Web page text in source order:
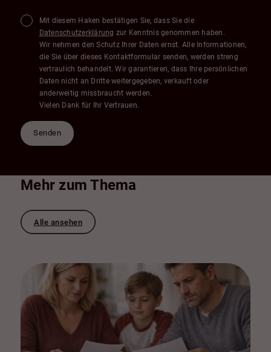
Mit diesem Haken bestätigen Sie, dass Sie die
Datenschutzerklärung zur Kenntnis genommen haben.
Wir nehmen den Schutz Ihrer Daten ernst. Alle Informationen,
die Sie über dieses Kontaktformular senden, werden streng
vertraulich behandelt. Wir garantieren, dass Ihre persönlichen
Daten nicht an Dritte weitergegeben, verkauft oder
anderweitig missbraucht werden.
Vielen Dank für Ihr Vertrauen.
Senden
Mehr zum Thema
Alle ansehen